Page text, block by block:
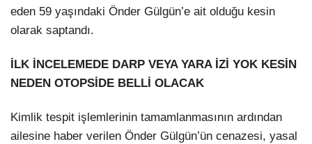
eden 59 yaşındaki Önder Gülgün’e ait olduğu kesin
olarak saptandı.
İLK İNCELEMEDE DARP VEYA YARA İZİ YOK KESİN
NEDEN OTOPSİDE BELLİ OLACAK
Kimlik tespit işlemlerinin tamamlanmasının ardından
ailesine haber verilen Önder Gülgün’ün cenazesi, yasal